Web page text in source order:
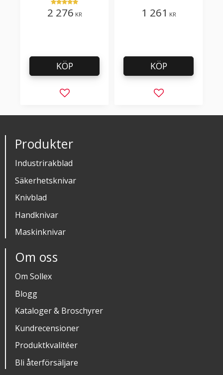
2 276 KR
Lägg till i favoriter
KÖP
1 261 KR
Lägg till i
KÖP
Produkter
Industrirakblad
Säkerhetsknivar
Knivblad
Handknivar
Maskinknivar
Om oss
Om Sollex
Blogg
Kataloger & Broschyrer
Kundrecensioner
Produktkvalitéer
Bli återförsäljare